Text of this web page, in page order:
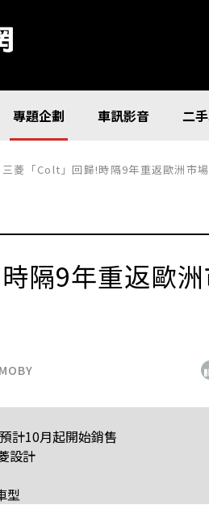
專題企劃 車訊影音 二
三菱「Colt」回歸!時隔9年重返歐洲市
隔9年重返歐
計10月起開始銷售
設計
型